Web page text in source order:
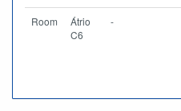
Room
Átrio
C6
-